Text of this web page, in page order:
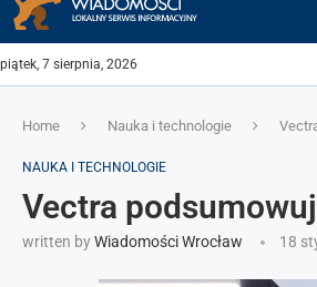
piątek, 7 sierpnia, 2026
Home Nauka i technologie
NAUKA I TECHNOLOGIE
Vectra
written byWiadomości Wrocław 18